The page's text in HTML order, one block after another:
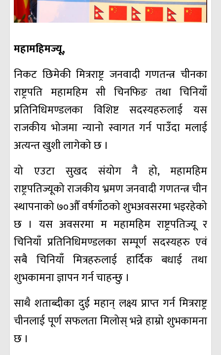
महामहिमज्यू,
निकट छिमेकी मित्रराष्ट्र जनवादी गणतन्त्र चीनका
राष्ट्रपति महामहिम सी चिनफिङ तथा चिनियाँ
प्रतिनिधिमण्डलका विशिष्ट सदस्यहरुलाई यस
राजकीय भोजमा न्यानो स्वागत गर्न पाउँदा मलाई
अत्यन्त खुशी लागेको छ ।
यो एउटा सुखद संयोग नै हो, महामहिम
राष्ट्रपतिज्यूको राजकीय भ्रमण जनवादी गणतन्त्र चीन
स्थापनाको ७०औँ वर्षगाँठको शुभअवसरमा भइरहेको
छ । यस अवसरमा म महामहिम राष्ट्रपतिज्यू र
चिनियाँ प्रतिनिधिमण्डलका सम्पूर्ण सदस्यहरु एवं
सबै चिनियाँ मित्रहरुलाई हार्दिक बधाई तथा
शुभकामना ज्ञापन गर्न चाहन्छु ।
साथै शताब्दीका दुई महान् लक्ष्य प्राप्त गर्न मित्रराष्ट्र
चीनलाई पूर्ण सफलता मिलोस् भन्ने हाम्रो शुभकामना
छ ।